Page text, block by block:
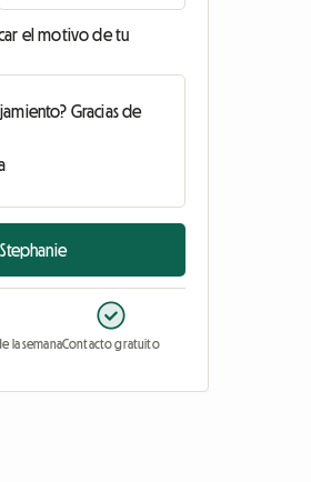
el motivo de tu
la semanaContacto gratuito